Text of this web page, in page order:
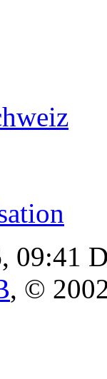
09:41
, ©